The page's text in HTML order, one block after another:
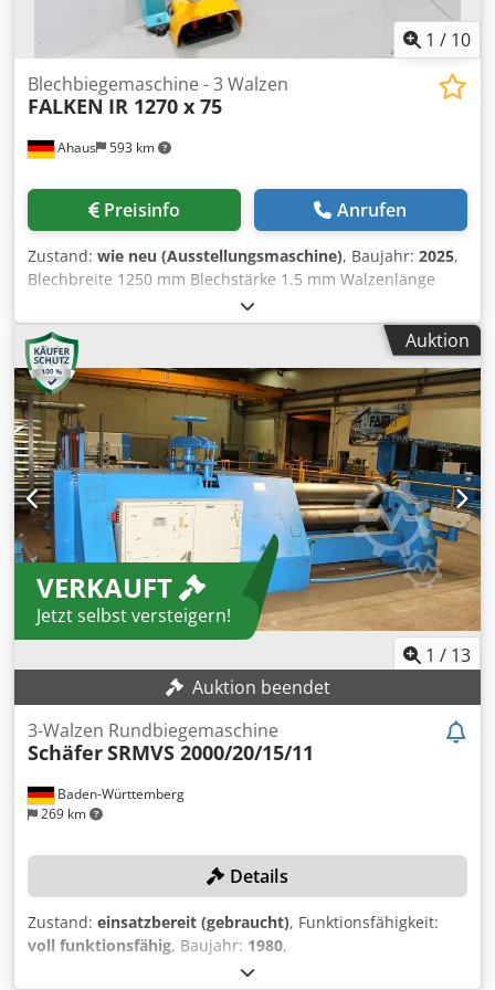
1 / 10
Ahaus 593 km
Blechbiegemaschine - 3 Walzen
FALKEN IR 1270 x 75
Preisinfo Anrufen
Zustand: wie neu (Ausstellungsmaschine), Baujahr: 2025,
Blechbreite 1250 mm Blechstärke 1.5 mm Walzenlänge
1270 mm Walzendurchmesser - oben 75.0 mm
Motorleistung 1.5 kW Gewicht 400 kg Abmessung L-B-H
1730 x 700 x 1160 mm Ausstellungsmaschine - wie NEU
Dwodpfx Aoxaafdsnyea noch nicht in Gebrauch gewesen
(!!) Sonderpreis auf Anfrage Ausstattung: - elektro-
motorische 3-Walzen Rundbiegemaschine - asymetrische
Walzenanordnung - 2x angetriebene Walzen mittels
Bremsmotor - manuelles Klapplager zur schnellen
Entnahme des Werkstückes - Drahteinlegerillen bei Unter
und Hinterwalzen - Doppelfußschalter für R/L Lauf inkl.
NOT Aus Taster - Hinterwalzenzustellung mit Rasterhebel -
elektrische Sicherheitseinrichtung
Auktion
VERKAUFT
Jetzt selbst versteigern!
1 / 13
Auktion beendet
Baden-Württemberg
269 km
3-Walzen Rundbiegemaschine
SchäferSRMVS 2000/20/15/11
Details
Zustand: einsatzbereit (gebraucht), Funktionsfähigkeit:
voll funktionsfähig, Baujahr: 1980,
Maschinen-/Fahrzeugnummer: